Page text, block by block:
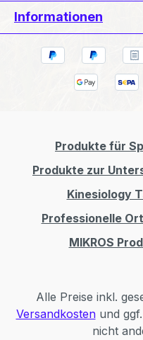
Informationen
Produkte für
Produkte zur
Kinesiology
Professionelle
MIKROS
Alle Preise inkl.
Versandkostenund
nicht